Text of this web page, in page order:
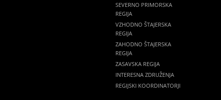
SEVERNO PRIMORSKA
REGIJA
VZHODNO ŠTAJERSKA
REGIJA
ZAHODNO ŠTAJERSKA
REGIJA
ZASAVSKA REGIJA
INTERESNA ZDRUŽENJA
REGIJSKI KOORDINATORJI